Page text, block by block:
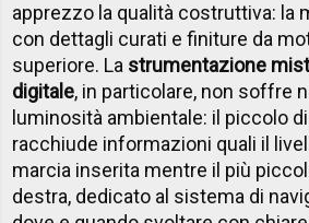
apprezzo la qualità costruttiva: la
con dettagli curati e finiture da
superiore. La strumentazione
digitale, in particolare, non soffre
luminosità ambientale: il piccolo
racchiude informazioni quali il
marcia inserita mentre il più
destra, dedicato al sistema di